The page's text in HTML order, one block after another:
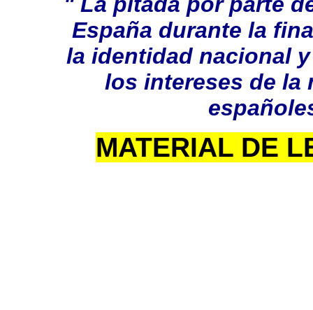
España durante la
la identidad nacional
los intereses de la
MATERIAL DE